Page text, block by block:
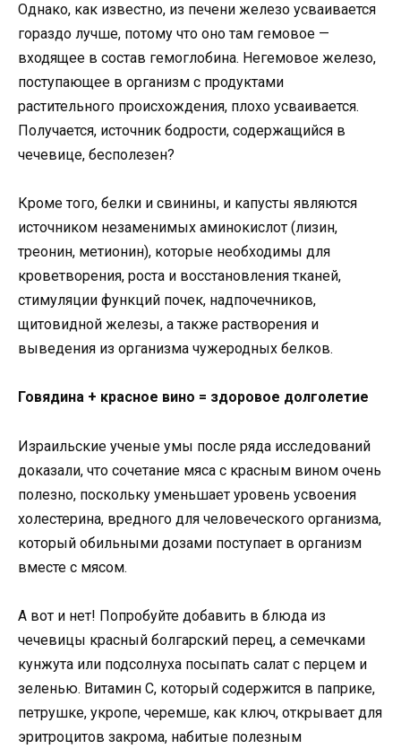
Однако, как известно, из печени железо усваивается
гораздо лучше, потому что оно там гемовое —
входящее в состав гемоглобина. Негемовое железо,
поступающее в организм с продуктами
растительного происхождения, плохо усваивается.
Получается, источник бодрости, содержащийся в
чечевице, бесполезен?
Кроме того, белки и свинины, и капусты являются
источником незаменимых аминокислот (лизин,
треонин, метионин), которые необходимы для
кроветворения, роста и восстановления тканей,
стимуляции функций почек, надпочечников,
щитовидной железы, а также растворения и
выведения из организма чужеродных белков.
Говядина + красное вино = здоровое долголетие
Израильские ученые умы после ряда исследований
доказали, что сочетание мяса с красным вином очень
полезно, поскольку уменьшает уровень усвоения
холестерина, вредного для человеческого организма,
который обильными дозами поступает в организм
вместе с мясом.
А вот и нет! Попробуйте добавить в блюда из
чечевицы красный болгарский перец, а семечками
кунжута или подсолнуха посыпать салат с перцем и
зеленью. Витамин С, который содержится в паприке,
петрушке, укропе, черемше, как ключ, открывает для
эритроцитов закрома, набитые полезным